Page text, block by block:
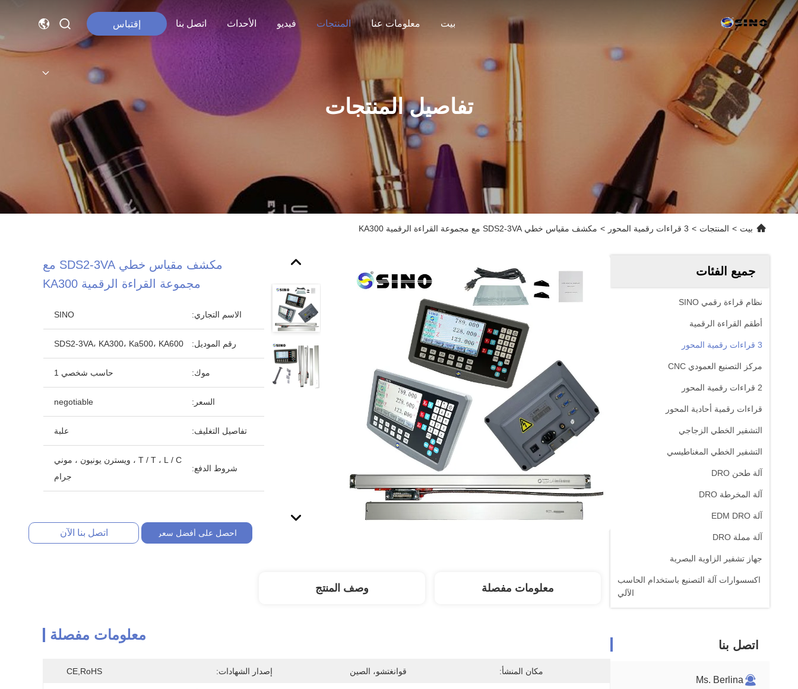
بيت معلومات عنا المنتجات فيديو الأحداث اتصل بنا إقتباس
تفاصيل المنتجات
بيت > المنتجات > 3 قراءات رقمية المحور > مكشف مقياس خطي SDS2-3VA مع مجموعة القراءة الرقمية KA300
جميع الفئات
نظام قراءة رقمي SINO
أطقم القراءة الرقمية
3 قراءات رقمية المحور
مركز التصنيع العمودي CNC
2 قراءات رقمية المحور
قراءات رقمية أحادية المحور
التشفير الخطي الزجاجي
التشفير الخطي المغناطيسي
آلة طحن DRO
آلة المخرطة DRO
آلة EDM DRO
آلة مملة DRO
جهاز تشفير الزاوية البصرية
اكسسوارات آلة التصنيع باستخدام الحاسب
الآلي
اتصل بنا
Ms. Berlina
مكشف مقياس خطي SDS2-3VA مع
مجموعة القراءة الرقمية KA300
الاسم التجاري: SINO
رقم الموديل: SDS2-3VA، KA300، Ka500، KA600
موك: حاسب شخصي 1
السعر: negotiable
تفاصيل التغليف: علبة
شروط الدفع:
T / T ، L / C ، ويسترن يونيون ، موني
جرام
احصل على أفضل سعر اتصل بنا الآن
معلومات مفصلة وصف المنتج
معلومات مفصلة
مكان المنشأ: قوانغتشو، الصين إصدار الشهادات: CE,RoHS